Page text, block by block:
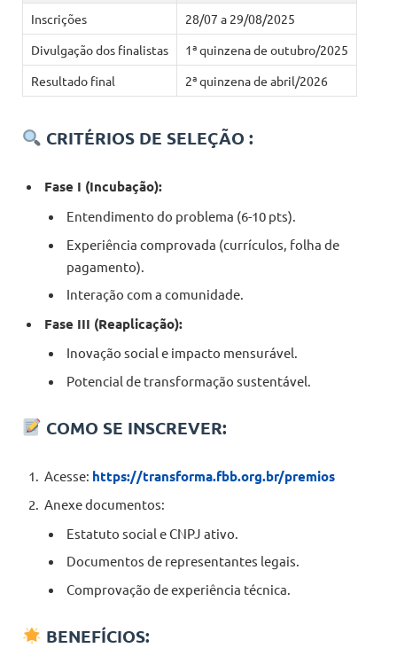
Inscrições
28/07 a 29/08/2025
Divulgação dos finalistas
1ª quinzena de outubro/2025
Resultado final
2ª quinzena de abril/2026
CRITÉRIOS DE SELEÇÃO :
Fase I (Incubação):
Entendimento do problema (6-10 pts).
Experiência comprovada (currículos, folha de
pagamento).
Interação com a comunidade.
Fase III (Reaplicação):
Inovação social e impacto mensurável.
Potencial de transformação sustentável.
COMO SE INSCREVER:
Acesse: https://transforma.fbb.org.br/premios
Anexe documentos:
Estatuto social e CNPJ ativo.
Documentos de representantes legais.
Comprovação de experiência técnica.
BENEFÍCIOS: